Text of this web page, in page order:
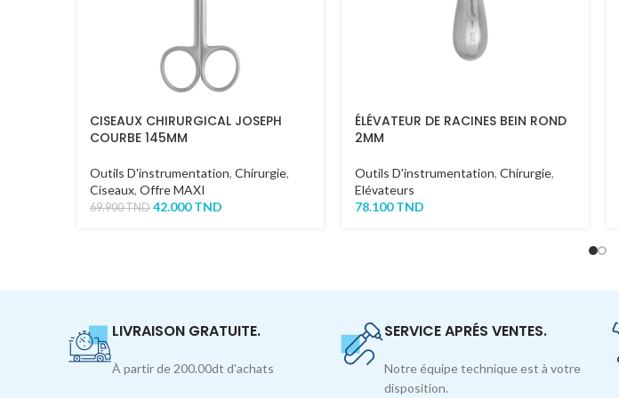
CISEAUX CHIRURGICAL JOSEPH
COURBE 145MM
Outils D'instrumentation, Chirurgie,
Ciseaux, Offre MAXI
69.900TND 42.000TND
ÉLÉVATEUR DE RACINES BEIN ROND
2MM
Outils D'instrumentation, Chirurgie,
Elévateurs
78.100TND
LIVRAISON GRATUITE.
À partir de 200.00dt d'achats
SERVICE APRÉS VENTES.
Notre équipe technique est à votre
disposition.